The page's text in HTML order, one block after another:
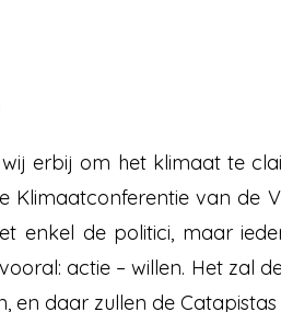
erbij om het klimaat te
Klimaatconferentie van de
enkel de politici, maar
actie – willen. Het zal
en daar zullen de